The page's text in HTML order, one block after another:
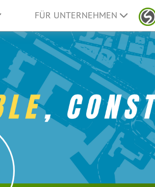
FÜR UNTERNEHMEN